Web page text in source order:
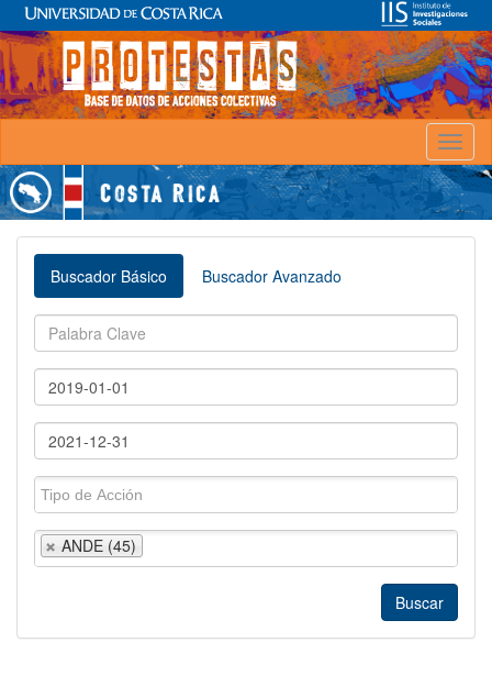
Buscador Básico Buscador Avanzado
ANDE (45)